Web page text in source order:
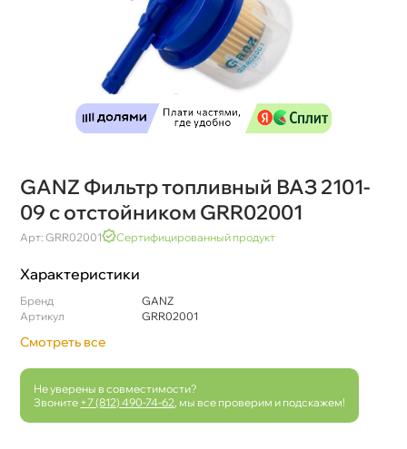
GANZ Фильтр топливный ВАЗ 2101-
09 с отстойником GRR02001
Арт: GRR02001 Сертифицированный продукт
Характеристики
Бренд
GANZ
Артикул
GRR02001
Смотреть все
Не уверены в совместимости?
Звоните +7 (812) 490-74-62 , мы все проверим и подскажем!